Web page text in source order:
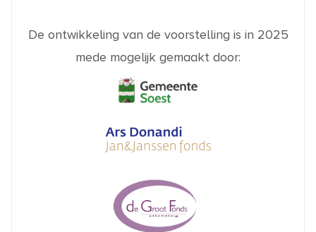
De ontwikkeling van de voorstelling is in 2025
mede mogelijk gemaakt door: